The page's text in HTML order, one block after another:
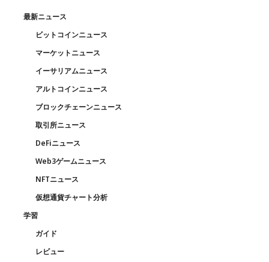
最新ニュース
ビットコインニュース
マーケットニュース
イーサリアムニュース
アルトコインニュース
ブロックチェーンニュース
取引所ニュース
DeFiニュース
Web3ゲームニュース
NFTニュース
仮想通貨チャート分析
学習
ガイド
レビュー